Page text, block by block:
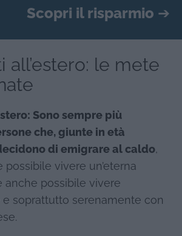
Scopri il risparmio ➔
all’estero: le mete
Sono sempre più
che, giunte in età
di emigrare al caldo,
vivere un’eterna
anche possibile vivere
soprattutto serenamente con